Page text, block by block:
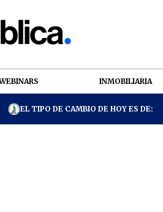
INMOBILIARIA
EL TIPO DE CAMBIO DE HOY ES DE: